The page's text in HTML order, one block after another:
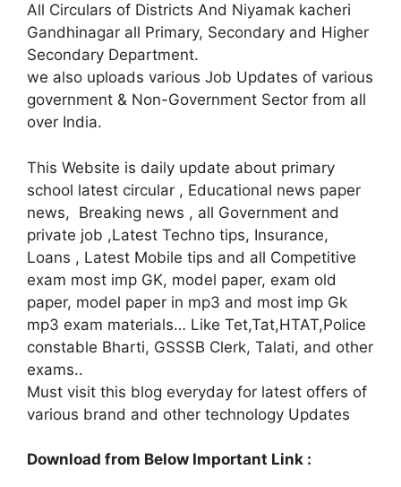
All Circulars of Districts And Niyamak kacheri
Gandhinagar all Primary, Secondary and Higher
Secondary Department.
we also uploads various Job Updates of various
government & Non-Government Sector from all
over India.
This Website is daily update about primary
school latest circular , Educational news paper
news, Breaking news , all Government and
private job ,Latest Techno tips, Insurance,
Loans , Latest Mobile tips and all Competitive
exam most imp GK, model paper, exam old
paper, model paper in mp3 and most imp Gk
mp3 exam materials… Like Tet,Tat,HTAT,Police
constable Bharti, GSSSB Clerk, Talati, and other
exams..
Must visit this blog everyday for latest offers of
various brand and other technology Updates
Download from Below Important Link :